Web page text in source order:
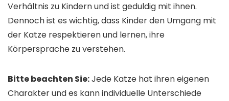
Verhältnis zu Kindern und ist geduldig mit ihnen.
Dennoch ist es wichtig, dass Kinder den Umgang mit
der Katze respektieren und lernen, ihre
Körpersprache zu verstehen.
Bitte beachten Sie:Jede Katze hat ihren eigenen
Charakter und es kann individuelle Unterschiede